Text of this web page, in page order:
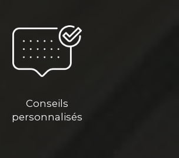
Conseils
personnalisés